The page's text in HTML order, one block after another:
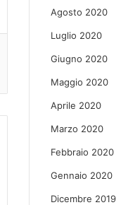
Agosto 2020
Luglio 2020
Giugno 2020
Maggio 2020
Aprile 2020
Marzo 2020
Febbraio 2020
Gennaio 2020
Dicembre 2019